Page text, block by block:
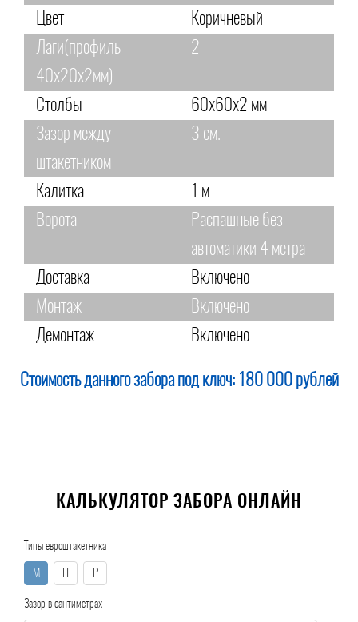
Цвет
Коричневый
Лаги(профиль
40х20х2мм)
2
Столбы
60х60х2 мм
Зазор между
штакетником
3 см.
Калитка
1 м
Ворота
Распашные без
автоматики 4 метра
Доставка
Включено
Монтаж
Включено
Демонтаж
Включено
Стоимость данного забора под ключ: 180 000 рублей
КАЛЬКУЛЯТОР ЗАБОРА ОНЛАЙН
Типы евроштакетника
М Р
Зазор в сантиметрах